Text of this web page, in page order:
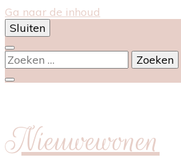
Ga naar de inhoud
Sluiten
Zoeken
naar:
Nieuwewonen